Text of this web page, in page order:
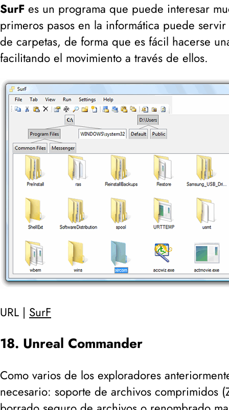
SurF es un programa que puede interesar
primeros pasos en la informática puede
de carpetas, de forma que es fácil hacerse
facilitando el movimiento a través de ellos.
URL | SurF
18. Unreal Commander
Como varios de los exploradores
necesario: soporte de archivos comprimidos (